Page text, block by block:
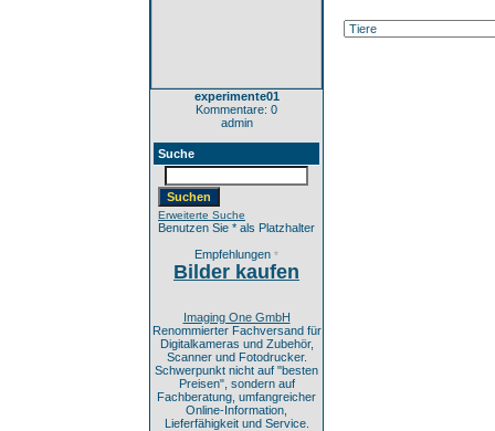
experimente01
Kommentare: 0
admin
Suche
Erweiterte Suche
Benutzen Sie * als Platzhalter
Empfehlungen *
Bilder kaufen
Imaging One GmbH
Renommierter Fachversand für
Digitalkameras und Zubehör,
Scanner und Fotodrucker.
Schwerpunkt nicht auf "besten
Preisen", sondern auf
Fachberatung, umfangreicher
Online-Information,
Lieferfähigkeit und Service.